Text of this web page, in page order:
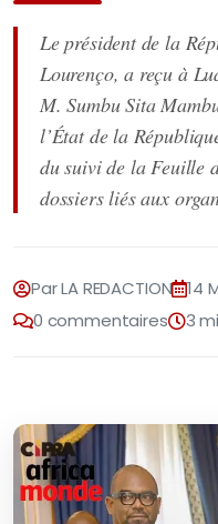
Le président de la
Lourenço, a reçu à
M. Sumbu Sita
l’État de la
du suivi de la Feuille
dossiers liés aux
Par LA REDACTION 14
0 commentaires
3